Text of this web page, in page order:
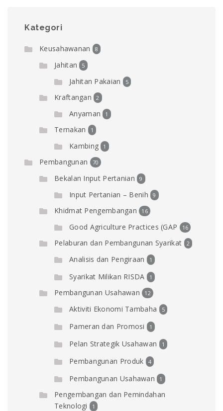
Kategori
Keusahawanan 8
Jahitan 5
Jahitan Pakaian 5
Kraftangan 2
Anyaman 1
Ternakan 1
Kambing 1
Pembangunan 70
Bekalan Input Pertanian 9
Input Pertanian – Benih 9
Khidmat Pengembangan 16
Good Agriculture Practices (GAP 16
Pelaburan dan Pembangunan Syarikat 2
Analisis dan Pengiraan 1
Syarikat Milikan RISDA 1
Pembangunan Usahawan 12
Aktiviti Ekonomi Tambaha 5
Pameran dan Promosi 1
Pelan Strategik Usahawan 1
Pembangunan Produk 4
Pembangunan Usahawan 1
Pengembangan dan Pemindahan
Teknologi
1